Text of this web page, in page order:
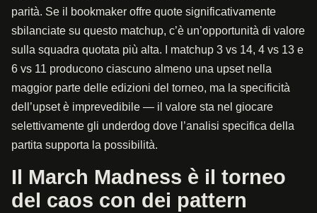
parità. Se il bookmaker offre quote significativamente
sbilanciate su questo matchup, c’è un’opportunità di valore
sulla squadra quotata più alta. I matchup 3 vs 14, 4 vs 13 e
6 vs 11 producono ciascuno almeno una upset nella
maggior parte delle edizioni del torneo, ma la specificità
dell’upset è imprevedibile — il valore sta nel giocare
selettivamente gli underdog dove l’analisi specifica della
partita supporta la possibilità.
Il March Madness è il torneo
del caos con dei pattern